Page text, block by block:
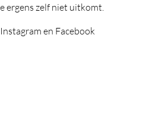
ergens zelf niet uitkomt.
en Facebook